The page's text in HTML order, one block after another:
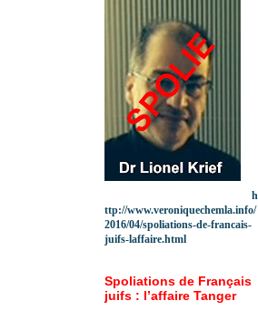
h
ttp://www.veroniquechemla.info/
2016/04/spoliations-de-francais-
juifs-laffaire.html
Spoliations de Français
juifs : l’affaire Tanger